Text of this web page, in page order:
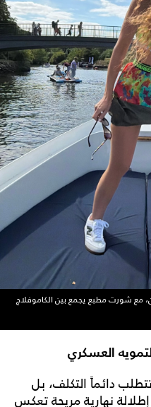
مع شورت مطبع يجمع بين الكاموفلاج
العسكري
دائماً التكلف، بل
نهارية مريحة تعكس